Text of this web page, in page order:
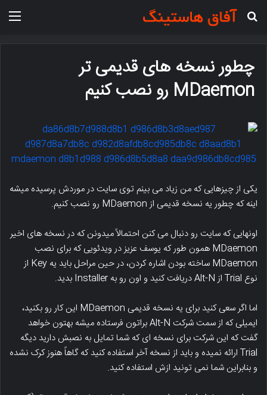
جستجو برای
چطور نسخه های قدیمی تر
MDaemon رو نصب کنیم
یکی از چیزهایی که من زیاد می بینم توی سایت در موردش پرسیده میشه
اینه که چطور یه نسخه قدیمی از MDaemon رو نصب کنیم.
اونهایی که سایت رو دنبال می کنن احتمالاً میدونن که در نسخه های اخیر
MDaemon همون طور که یوسف عزیز در ویدئویی که برای نصب
MDaemon ساخته بودن اشاره کردن، در حین مراحل باید یه Key از
نوع Trial از Alt-N دریافت کنید و اون رو به Installer بدید.
اما اگر سعی کنید برای یه نسخه قدیمی MDaemon این کار رو بکنید،
ایمیلی که از سمت شرکت Alt-N براتون فرستاده میشه بهتون خواهد
گفت که این شرکت برای نسخه ای که شما تمایل به نصبش دارید دیگه
Trial ارائه نمیده و باید از نسخه آخر استفاده کنید که گاهاً هنوز کرک نشده
و بنابراین شما نمی تونید ازش استفاده کنید.